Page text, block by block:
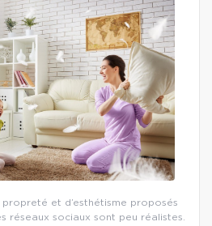
et d’esthétisme proposés
réseaux sociaux sont peu réalistes.